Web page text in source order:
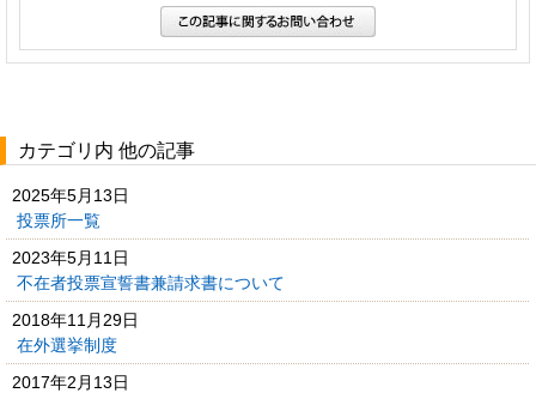
カテゴリ内 他の記事
2025年5月13日
投票所一覧
2023年5月11日
不在者投票宣誓書兼請求書について
2018年11月29日
在外選挙制度
2017年2月13日